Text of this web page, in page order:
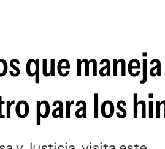
que maneja
para los